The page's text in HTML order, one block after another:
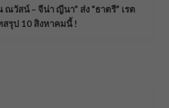
วัสน์ – จีน่า ญีนา” ส่ง “ธาตรี” เรต
รุป 10 สิงหาคมนี้ !